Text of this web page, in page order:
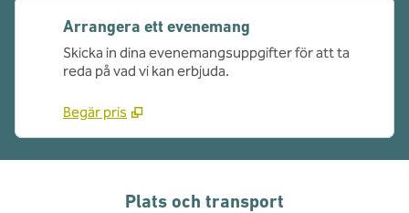
Arrangera ett evenemang
Skicka in dina evenemangsuppgifter för att ta
reda på vad vi kan erbjuda.
Begär pris
Plats och transport